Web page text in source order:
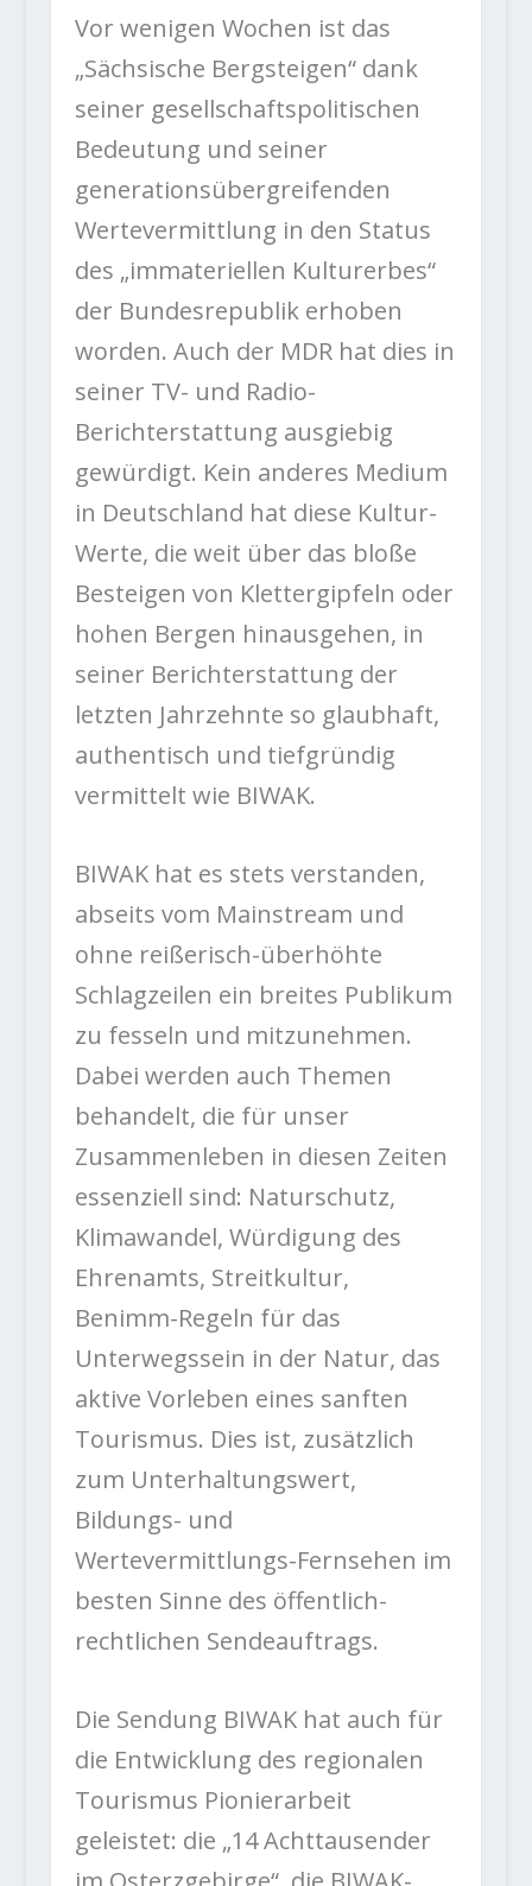
Vor wenigen Wochen ist das
„Sächsische Bergsteigen“ dank
seiner gesellschaftspolitischen
Bedeutung und seiner
generationsübergreifenden
Wertevermittlung in den Status
des „immateriellen Kulturerbes“
der Bundesrepublik erhoben
worden. Auch der MDR hat dies in
seiner TV- und Radio-
Berichterstattung ausgiebig
gewürdigt. Kein anderes Medium
in Deutschland hat diese Kultur-
Werte, die weit über das bloße
Besteigen von Klettergipfeln oder
hohen Bergen hinausgehen, in
seiner Berichterstattung der
letzten Jahrzehnte so glaubhaft,
authentisch und tiefgründig
vermittelt wie BIWAK.
BIWAK hat es stets verstanden,
abseits vom Mainstream und
ohne reißerisch-überhöhte
Schlagzeilen ein breites Publikum
zu fesseln und mitzunehmen.
Dabei werden auch Themen
behandelt, die für unser
Zusammenleben in diesen Zeiten
essenziell sind: Naturschutz,
Klimawandel, Würdigung des
Ehrenamts, Streitkultur,
Benimm-Regeln für das
Unterwegssein in der Natur, das
aktive Vorleben eines sanften
Tourismus. Dies ist, zusätzlich
zum Unterhaltungswert,
Bildungs- und
Wertevermittlungs-Fernsehen im
besten Sinne des öffentlich-
rechtlichen Sendeauftrags.
Die Sendung BIWAK hat auch für
die Entwicklung des regionalen
Tourismus Pionierarbeit
geleistet: die „14 Achttausender